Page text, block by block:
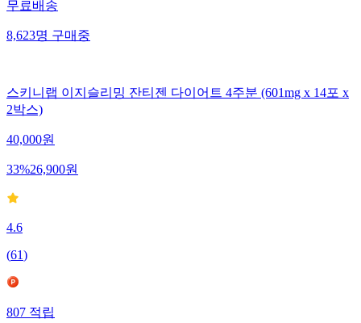
무료배송
8,623명구매중
스키니랩 이지슬리밍 잔티젠 다이어트 4주분 (601mg x 14포 x
2박스)
40,000원
33%26,900원
4.6
(61)
807적립